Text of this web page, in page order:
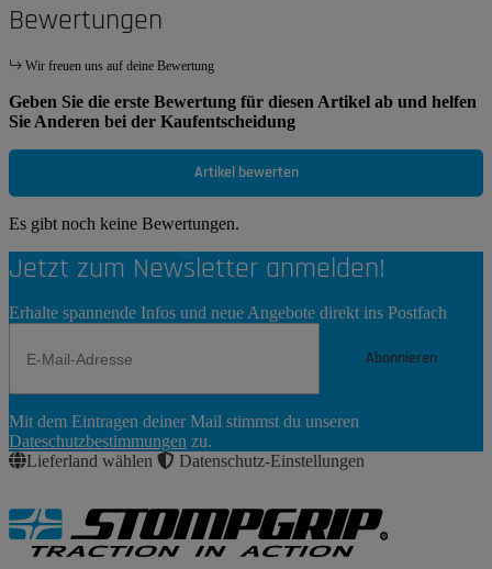
Bewertungen
Wir freuen uns auf deine Bewertung
Geben Sie die erste Bewertung für diesen Artikel ab und helfen
Sie Anderen bei der Kaufentscheidung
Artikel bewerten
Es gibt noch keine Bewertungen.
Jetzt zum Newsletter anmelden!
Erhalte spannende Infos und neue Angebote direkt ins Postfach
Abonnieren
Abonnieren
Mit dem Eintragen deiner Mail stimmst du unseren
Dateschutzbestimmungen zu.
Lieferland wählen
Datenschutz-Einstellungen